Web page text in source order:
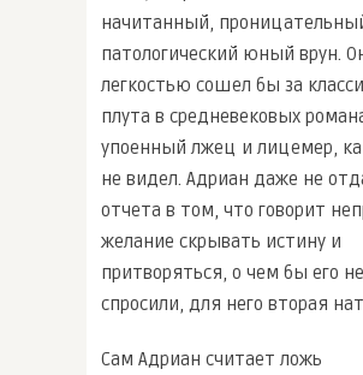
начитанный,
патологический юный врун.
легкостью сошел бы за
плута в средневековых
упоенный лжец и лицемер,
не видел. Адриан даже не
отчета в том, что говорит
желание скрывать истину и
притворяться, о чем бы его не
спросили, для него вторая
Сам Адриан считает ложь